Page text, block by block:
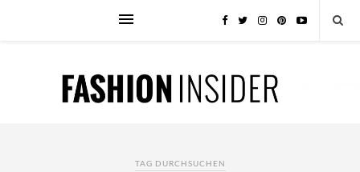
TAG DURCHSUCHEN